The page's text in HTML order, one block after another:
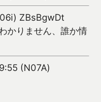
ZBsBgwDt
かりません、誰か情
(N07A)